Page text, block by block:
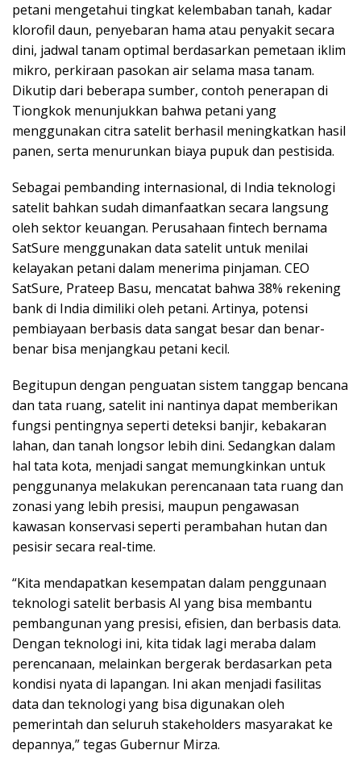
petani mengetahui tingkat kelembaban tanah, kadar
klorofil daun, penyebaran hama atau penyakit secara
dini, jadwal tanam optimal berdasarkan pemetaan iklim
mikro, perkiraan pasokan air selama masa tanam.
Dikutip dari beberapa sumber, contoh penerapan di
Tiongkok menunjukkan bahwa petani yang
menggunakan citra satelit berhasil meningkatkan hasil
panen, serta menurunkan biaya pupuk dan pestisida.
Sebagai pembanding internasional, di India teknologi
satelit bahkan sudah dimanfaatkan secara langsung
oleh sektor keuangan. Perusahaan fintech bernama
SatSure menggunakan data satelit untuk menilai
kelayakan petani dalam menerima pinjaman. CEO
SatSure, Prateep Basu, mencatat bahwa 38% rekening
bank di India dimiliki oleh petani. Artinya, potensi
pembiayaan berbasis data sangat besar dan benar-
benar bisa menjangkau petani kecil.
Begitupun dengan penguatan sistem tanggap bencana
dan tata ruang, satelit ini nantinya dapat memberikan
fungsi pentingnya seperti deteksi banjir, kebakaran
lahan, dan tanah longsor lebih dini. Sedangkan dalam
hal tata kota, menjadi sangat memungkinkan untuk
penggunanya melakukan perencanaan tata ruang dan
zonasi yang lebih presisi, maupun pengawasan
kawasan konservasi seperti perambahan hutan dan
pesisir secara real-time.
“Kita mendapatkan kesempatan dalam penggunaan
teknologi satelit berbasis AI yang bisa membantu
pembangunan yang presisi, efisien, dan berbasis data.
Dengan teknologi ini, kita tidak lagi meraba dalam
perencanaan, melainkan bergerak berdasarkan peta
kondisi nyata di lapangan. Ini akan menjadi fasilitas
data dan teknologi yang bisa digunakan oleh
pemerintah dan seluruh stakeholders masyarakat ke
depannya,” tegas Gubernur Mirza.